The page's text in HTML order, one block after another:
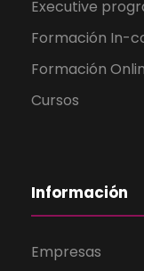
Executive
Formación In-
Formación
Cursos
Información
Empresas